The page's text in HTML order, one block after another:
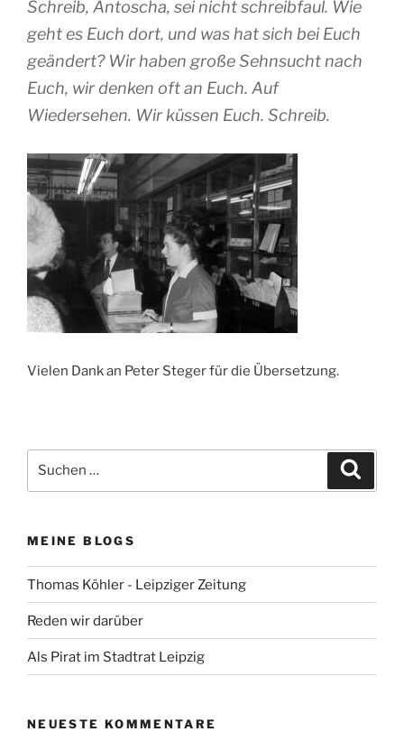
Schreib, Antoscha, sei nicht schreibfaul. Wie
geht es Euch dort, und was hat sich bei Euch
geändert? Wir haben große Sehnsucht nach
Euch, wir denken oft an Euch. Auf
Wiedersehen. Wir küssen Euch. Schreib.
Vielen Dank an Peter Steger für die Übersetzung.
nach:
MEINE BLOGS
Thomas Köhler - Leipziger Zeitung
Reden wir darüber
Als Pirat im Stadtrat Leipzig
NEUESTE KOMMENTARE